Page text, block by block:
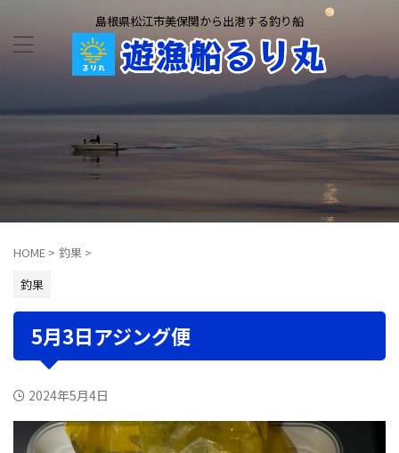
島根県松江市美保関から出港する釣り船
HOME > 釣果 >
釣果
5月3日アジング便
2024年5月4日